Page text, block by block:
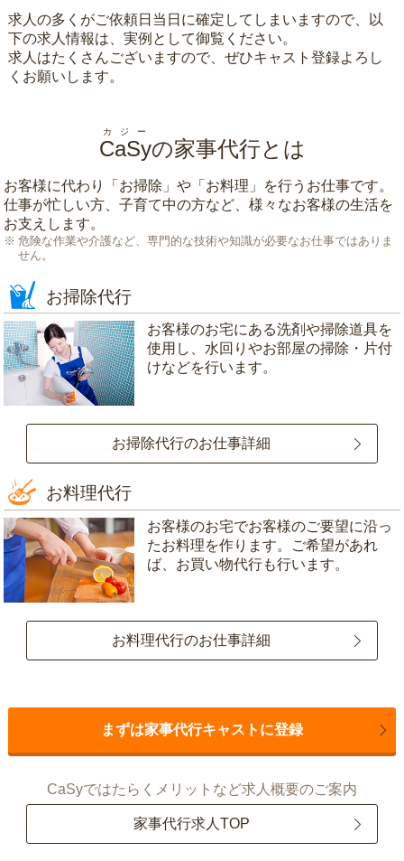
求人の多くがご依頼日当日に確定してしまいますので、以
下の求人情報は、実例として御覧ください。
求人はたくさんございますので、ぜひキャスト登録よろし
くお願いします。
CaSy
カジー
の家事代行とは
お客様に代わり「 お掃除 」や「 お料理 」を行うお仕事です。
仕事が忙しい方、子育て中の方など、様々なお客様の生活を
お支えします。
危険な作業や介護など、専門的な技術や知識が必要なお仕事ではありま
せん。
お掃除代行
お客様のお宅にある洗剤や掃除道具を
使用し、水回りやお部屋の掃除・片付
けなどを行います。
お掃除代行のお仕事詳細
お料理代行
お客様のお宅でお客様のご要望に沿っ
たお料理を作ります。ご希望があれ
ば、お買い物代行も行います。
お料理代行のお仕事詳細
まずは家事代行キャストに登録
CaSyではたらくメリットなど求人概要のご案内
家事代行求人TOP